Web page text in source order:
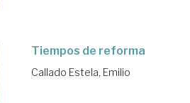
Tiempos de reforma
Callado Estela, Emilio